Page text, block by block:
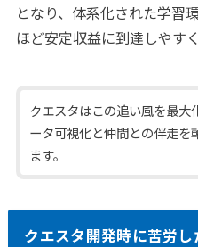
となり、体系化された学習
ほど安定収益に到達しやす
クエスタはこの追い風を最大
ータ可視化と仲間との伴走を
ます。
クエスタ開発時に苦労し